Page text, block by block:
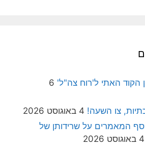
הקוד האתי ל'רוח צה"ל' 6
צו השעה! 4 באוגוסט 2026
המאמרים על שרידותן של
4 באוגוסט 2026